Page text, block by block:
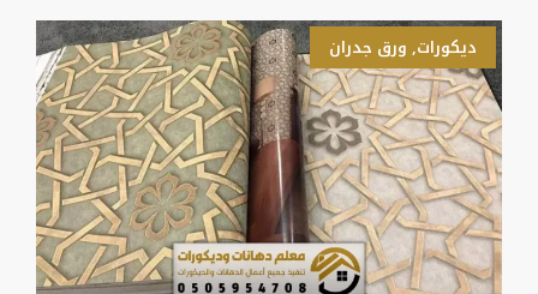
ديكورات, ورق جدران